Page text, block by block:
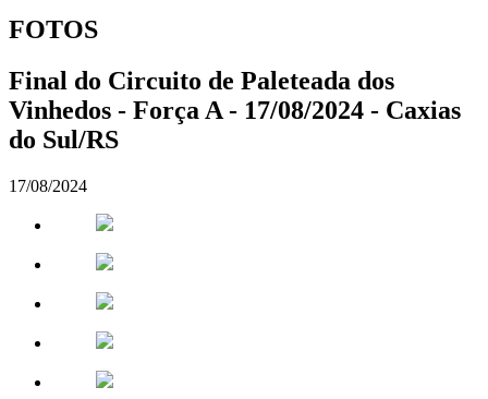
FOTOS
Final do Circuito de Paleteada dos
Vinhedos - Força A - 17/08/2024 - Caxias
do Sul/RS
17/08/2024